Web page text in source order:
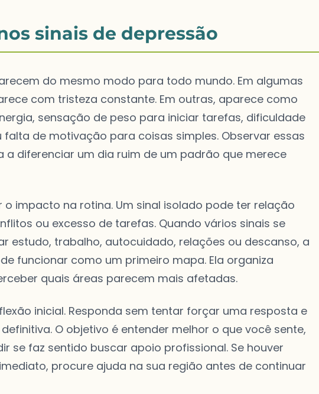
sinais de depressão
do mesmo modo para todo mundo. Em algumas
com tristeza constante. Em outras, aparece como
sensação de peso para iniciar tarefas, dificuldade
de motivação para coisas simples. Observar essas
diferenciar um dia ruim de um padrão que merece
impacto na rotina. Um sinal isolado pode ter relação
ou excesso de tarefas. Quando vários sinais se
estudo, trabalho, autocuidado, relações ou descanso, a
funcionar como um primeiro mapa. Ela organiza
quais áreas parecem mais afetadas.
inicial. Responda sem tentar forçar uma resposta e
O objetivo é entender melhor o que você sente,
se faz sentido buscar apoio profissional. Se houver
procure ajuda na sua região antes de continuar